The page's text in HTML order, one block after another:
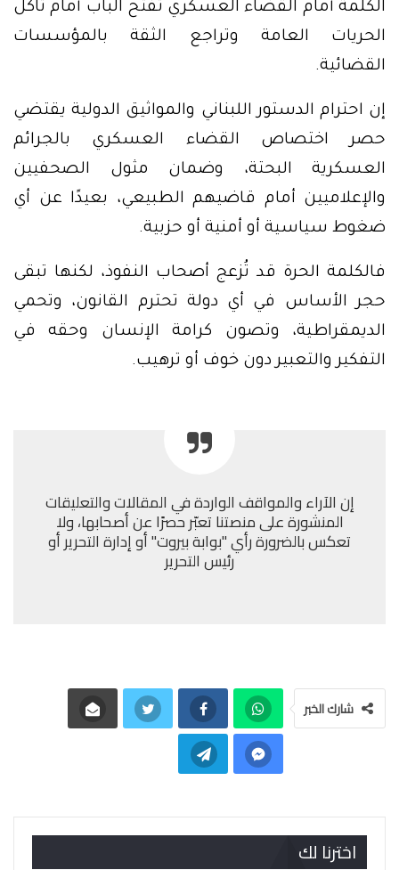
الكلمة أمام القضاء العسكري تفتح الباب أمام تآكل
الحريات العامة وتراجع الثقة بالمؤسسات
القضائية.
إن احترام الدستور اللبناني والمواثيق الدولية يقتضي
حصر اختصاص القضاء العسكري بالجرائم
العسكرية البحتة، وضمان مثول الصحفيين
والإعلاميين أمام قاضيهم الطبيعي، بعيدًا عن أي
ضغوط سياسية أو أمنية أو حزبية.
فالكلمة الحرة قد تُزعج أصحاب النفوذ، لكنها تبقى
حجر الأساس في أي دولة تحترم القانون، وتحمي
الديمقراطية، وتصون كرامة الإنسان وحقه في
التفكير والتعبير دون خوف أو ترهيب.
إن الآراء والمواقف الواردة في المقالات والتعليقات
المنشورة على منصتنا تعبّر حصرًا عن أصحابها، ولا
تعكس بالضرورة رأي "بوابة بيروت" أو إدارة التحرير أو
رئيس التحرير
شارك الخبر
اخترنا لك